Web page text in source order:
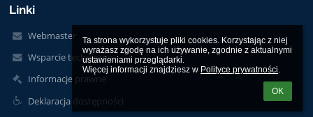
Ta strona wykorzystuje pliki cookies. Korzystając z niej
wyrażasz zgodę na ich używanie, zgodnie z aktualnymi
ustawieniami przeglądarki.
Więcej informacji znajdziesz w Polityce prywatności.
OK
Linki
Webmaster
Wsparcie techniczne
Informacje prawne
Deklaracja dostępności